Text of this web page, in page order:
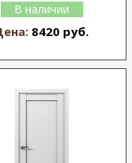
В наличии
8420 руб.